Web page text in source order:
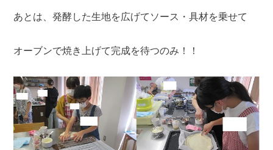
あとは、発酵した生地を広げてソース・具材を乗せて
オーブンで焼き上げて完成を待つのみ！！